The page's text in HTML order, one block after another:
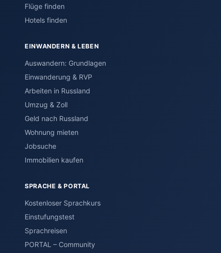
Flüge finden
Hotels finden
EINWANDERN & LEBEN
Auswandern: Grundlagen
Einwanderung & RVP
Arbeiten in Russland
Umzug & Zoll
Geld nach Russland
Wohnung mieten
Jobsuche
Immobilien kaufen
SPRACHE & PORTAL
Kostenloser Sprachkurs
Einstufungstest
Sprachreisen
PORTAL – Community